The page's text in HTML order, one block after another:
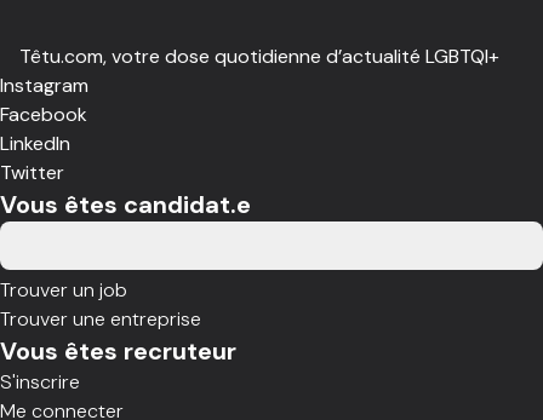
Têtu.com, votre dose quotidienne d’actualité LGBTQI+
Instagram
Facebook
LinkedIn
Twitter
Vous êtes candidat.e
Trouver un job
Trouver une entreprise
Vous êtes recruteur
S'inscrire
Me connecter